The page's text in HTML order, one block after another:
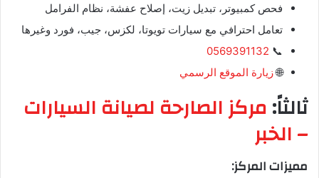
فحص كمبيوتر، تبديل زيت، إصلاح عفشة، نظام الفرامل
تعامل احترافي مع سيارات تويوتا، لكزس، جيب، فورد وغيرها
📞
0569391132
🌐زيارة الموقع الرسمي
ثالثاً:مركز الصارحة لصيانة السيارات
– الخبر
مميزات المركز: